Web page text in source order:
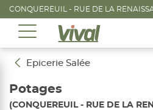
CONQUEREUIL - RUE DE LA RENAISSA
Epicerie Salée
Potages
(CONQUEREUIL - RUE DE LA